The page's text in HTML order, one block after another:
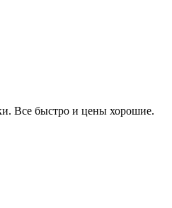
Все быстро и цены хорошие.